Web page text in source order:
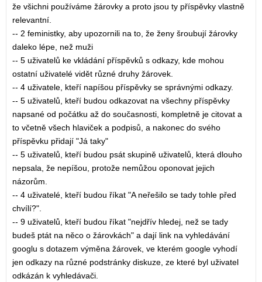
že všichni používáme žárovky a proto jsou ty příspěvky vlastně
relevantní.
-- 2 feministky, aby upozornili na to, že ženy šroubují žárovky
daleko lépe, než muži
-- 5 uživatelů ke vkládání příspěvků s odkazy, kde mohou
ostatní uživatelé vidět různé druhy žárovek.
-- 4 uživatele, kteří napíšou příspěvky se správnými odkazy.
-- 5 uživatelů, kteří budou odkazovat na všechny příspěvky
napsané od počátku až do současnosti, kompletně je citovat a
to včetně všech hlaviček a podpisů, a nakonec do svého
příspěvku přidají "Já taky"
-- 5 uživatelů, kteří budou psát skupině uživatelů, která dlouho
nepsala, že nepíšou, protože nemůžou oponovat jejich
názorům.
-- 4 uživatelé, kteří budou říkat "A neřešilo se tady tohle před
chvílí?".
-- 9 uživatelů, kteří budou říkat "nejdřív hledej, než se tady
budeš ptát na něco o žárovkách" a dají link na vyhledávání
googlu s dotazem výměna žárovek, ve kterém google vyhodí
jen odkazy na různé podstránky diskuze, ze které byl uživatel
odkázán k vyhledávači.